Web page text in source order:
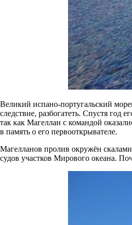
Великий испано-португальский
следствие, разбогатеть. Спустя
так как Магеллан с командой
в память о его первооткрывателе.
Магелланов пролив окружён
судов участков Мирового океана.